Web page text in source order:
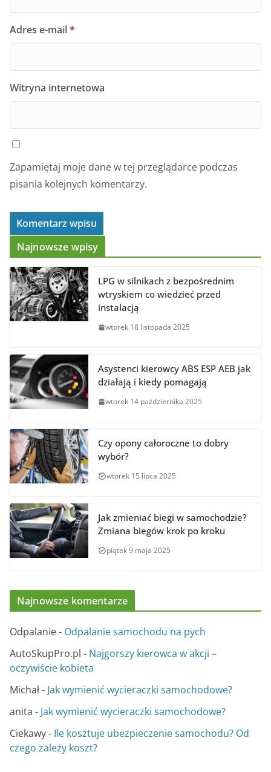
Adres e-mail*
Witryna internetowa
Zapamiętaj moje dane w tej przeglądarce podczas
pisania kolejnych komentarzy.
Najnowsze wpisy
LPG w silnikach z bezpośrednim
wtryskiem co wiedzieć przed
instalacją
wtorek 18 listopada 2025
Asystenci kierowcy ABS ESP AEB jak
działają i kiedy pomagają
wtorek 14 października 2025
Czy opony całoroczne to dobry
wybór?
wtorek 15 lipca 2025
Jak zmieniać biegi w samochodzie?
Zmiana biegów krok po kroku
piątek 9 maja 2025
Najnowsze komentarze
Odpalanie- Odpalanie samochodu na pych
AutoSkupPro.pl - Najgorszy kierowca w akcji –
oczywiście kobieta
Michał- Jak wymienić wycieraczki samochodowe?
anita - Jak wymienić wycieraczki samochodowe?
Ciekawy- Ile kosztuje ubezpieczenie samochodu? Od
czego zależy koszt?